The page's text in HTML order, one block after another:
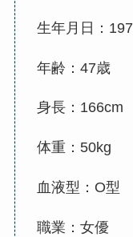
生年月日：
年齢：47歳
身長：166cm
体重：50kg
血液型：O型
職業：女優